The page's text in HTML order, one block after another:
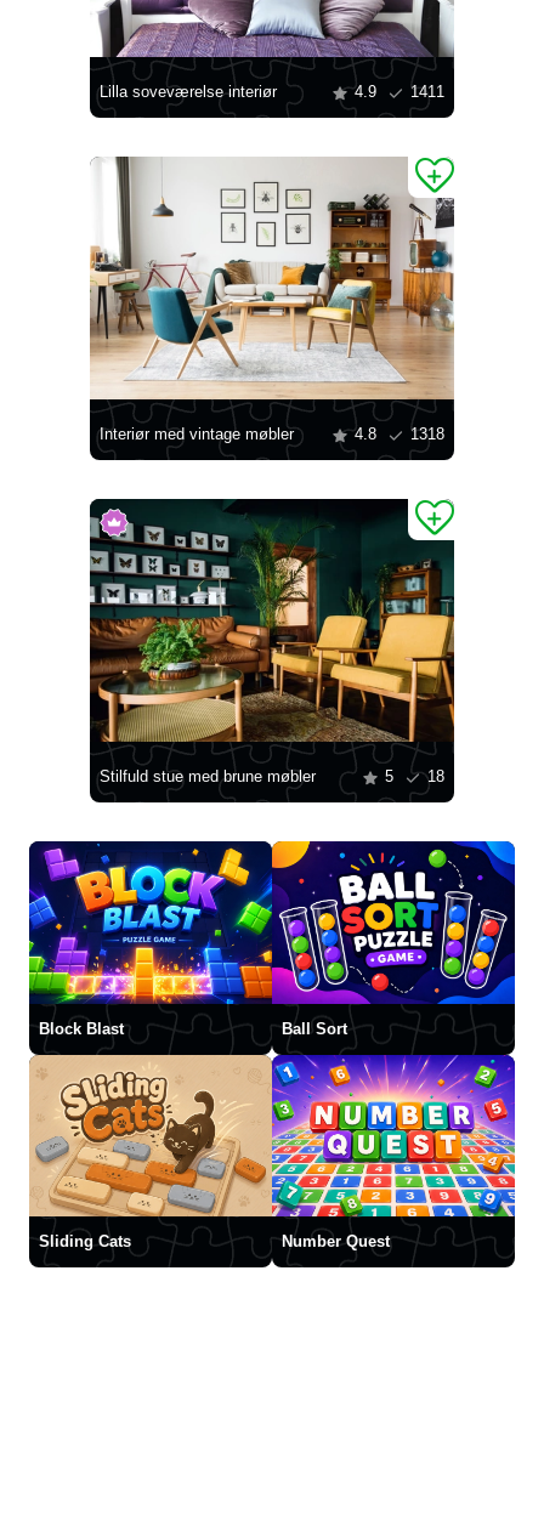
Lilla soveværelse interiør 4.9 1411
Interiør med vintage møbler 4.8 1318
Stilfuld stue med brune møbler 5 18
Block Blast Ball Sort
Sliding Cats Number Quest